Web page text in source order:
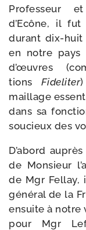
Professeur
d’Ecône, il
durant dix-​huit
en notre pays
d’œuvres
tions Fideliter
maillage
dans sa
sou­cieux des
D’abord
de Monsieur
de Mgr Fellay,
géné­ral de la
ensuite à notre
pour Mgr